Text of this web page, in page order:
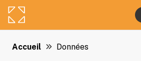
Accueil Données